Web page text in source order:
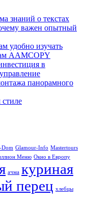
знаний о текстах
важен опытный
удобно изучать
AAMCOPY
в
панорамного
стиле
Dom Glamour-Info Mastertours
Меню Окно в Европу
ачма куриная
перец хлебцы